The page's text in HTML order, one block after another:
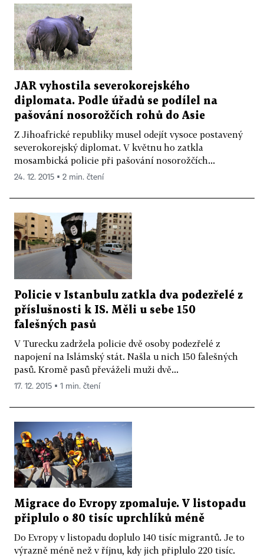
JAR vyhostila severokorejského
diplomata. Podle úřadů se podílel na
pašování nosorožčích rohů do Asie
Z Jihoafrické republiky musel odejít vysoce postavený
severokorejský diplomat. V květnu ho zatkla
mosambická policie při pašování nosorožčích...
24. 12. 2015 ▪ 2 min. čtení
Policie v Istanbulu zatkla dva podezřelé z
příslušnosti k IS. Měli u sebe 150
falešných pasů
V Turecku zadržela policie dvě osoby podezřelé z
napojení na Islámský stát. Našla u nich 150 falešných
pasů. Kromě pasů převáželi muži dvě...
17. 12. 2015 ▪ 1 min. čtení
Migrace do Evropy zpomaluje. V listopadu
připlulo o 80 tisíc uprchlíků méně
Do Evropy v listopadu doplulo 140 tisíc migrantů. Je to
výrazně méně než v říjnu, kdy jich připlulo 220 tisíc.